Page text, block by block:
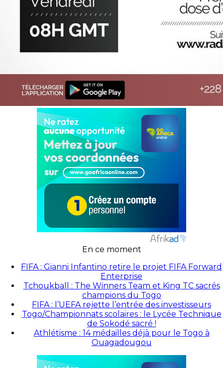
En ce moment
FIFA : Gianni Infantino retire le projet FIFA Forward
Enterprise
Tchoukball : The Winners Team et King TC sacrés
champions du Togo
FIFA : l’UEFA rejette l’entrée des investisseurs
Togo/Championnats scolaires : le Lycée Technique
de Sokodé sacré !
Athlétisme : 14 médailles déjà pour le Togo à
Ouagadougou